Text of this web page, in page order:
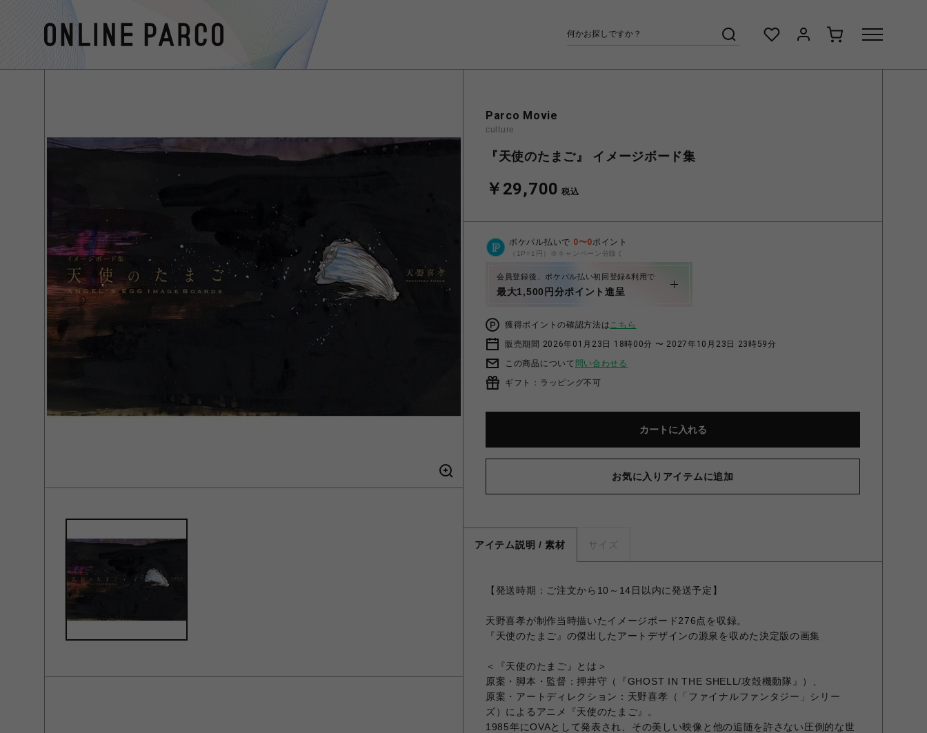
Parco Movie
culture
『天使のたまご』 イメージボード集
￥29,700 税込
ポケパル払いで 0〜0ポイント
（1P=1円）※キャンペーン分除く
会員登録後、ポケパル払い初回登録&利用で
最大1,500円分ポイント進呈
獲得ポイントの確認方法はこちら
販売期間 2026年01月23日 18時00分 〜 2027年10月23日 23時59分
この商品について 問い合わせる
ギフト：ラッピング不可
カートに入れる
お気に入りアイテムに追加
アイテム説明 / 素材 サイズ
【発送時期：ご注文から10～14日以内に発送予定】
天野喜孝が制作当時描いたイメージボード276点を収録。
『天使のたまご』の傑出したアートデザインの源泉を収めた決定版の画集
＜『天使のたまご』とは＞
原案・脚本・監督：押井守（『GHOST IN THE SHELL/攻殻機動隊』）、
原案・アートディレクション：天野喜孝（「ファイナルファンタジー」シリー
ズ）によるアニメ『天使のたまご』。
1985年にOVAとして発表され、その美しい映像と他の追随を許さない圧倒的な世